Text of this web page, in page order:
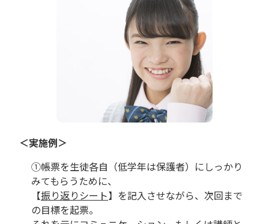
＜実施例＞
①帳票を生徒各自（低学年は保護者）にしっかり
みてもらうために、
【振り返りシート】を記入させながら、次回まで
の目標を起票。